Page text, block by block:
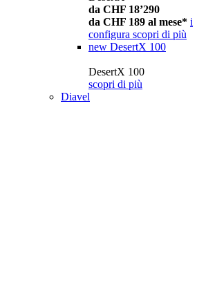
da CHF 18’290
da CHF 189 al mese* i
configura scopri di più
new DesertX 100
DesertX 100
scopri di più
Diavel